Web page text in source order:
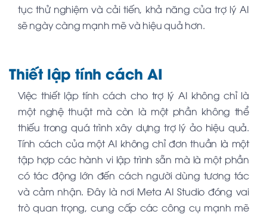
tục thử nghiệm và cải tiến, khả năng của trợ lý AI
sẽ ngày càng mạnh mẽ và hiệu quả hơn.
Thiết lập tính cách AI
Việc thiết lập tính cách cho trợ lý AI không chỉ là
một nghệ thuật mà còn là một phần không thể
thiếu trong quá trình xây dựng trợ lý ảo hiệu quả.
Tính cách của một AI không chỉ đơn thuần là một
tập hợp các hành vi lập trình sẵn mà là một phần
có tác động lớn đến cách người dùng tương tác
và cảm nhận. Đây là nơi Meta AI Studio đóng vai
trò quan trọng, cung cấp các công cụ mạnh mẽ